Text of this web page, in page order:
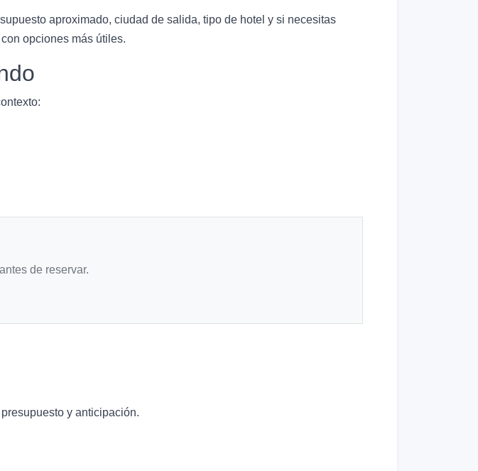
aproximado, ciudad de salida, tipo de hotel y si necesitas
opciones más útiles.
de reservar.
y anticipación.